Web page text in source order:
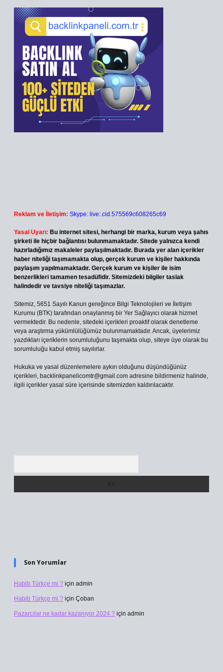
Reklam ve İletişim: Skype: live:.cid.575569c608265c69
Yasal Uyarı: Bu internet sitesi, herhangi bir marka, kurum veya şahıs
şirketi ile hiçbir bağlantısı bulunmamaktadır. Sitede yalnızca kendi
hazırladığımız makaleler paylaşılmaktadır. Burada yer alan içerikler
haber niteliği taşımamakta olup, gerçek kurum ve kişiler hakkında
paylaşım yapılmamaktadır. Gerçek kurum ve kişiler ile isim
benzerlikleri tamamen tesadüfidir. Sitemizdeki bilgiler taslak
halindedir ve tavsiye niteliği taşımazlar.
Sitemiz, 5651 Sayılı Kanun gereğince Bilgi Teknolojileri ve İletişim
Kurumu (BTK) tarafından onaylanmış bir Yer Sağlayıcı olarak hizmet
vermektedir. Bu nedenle, sitedeki içerikleri proaktif olarak denetleme
veya araştırma yükümlülüğümüz bulunmamaktadır. Ancak, üyelerimiz
yazdıkları içeriklerin sorumluluğunu taşımakta olup, siteye üye olarak bu
sorumluluğu kabul etmiş sayılırlar.
Hukuka ve yasal düzenlemelere aykırı olduğunu düşündüğünüz
içerikleri, backlinkpanelicomtr@gmail.com adresine bildirmeniz halinde,
ilgili içerikler yasal süre içerisinde sitemizden kaldırılacaktır.
Son Yorumlar
Habib Türkçe mi ? için admin
Habib Türkçe mi ? için Çoban
Pazarcılar ne kadar kazanıyor 2024 ? için admin